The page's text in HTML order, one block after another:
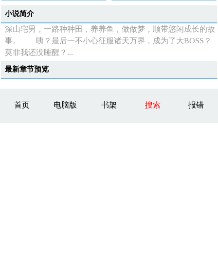
小说简介
深山宅男，一路种种田，养养鱼，做做梦，顺带悠闲成长的故
事。 咦？最后一不小心征服诸天万界，成为了大BOSS？
莫非我还没睡醒？...
最新章节预览
首页 电脑版 书架 搜索 报错